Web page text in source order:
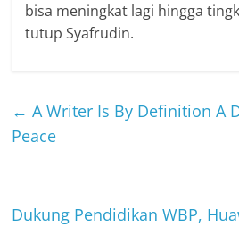
bisa meningkat lagi hingga
tutup Syafrudin.
← A Writer Is By Definition A
Peace
Dukung Pendidikan WBP,